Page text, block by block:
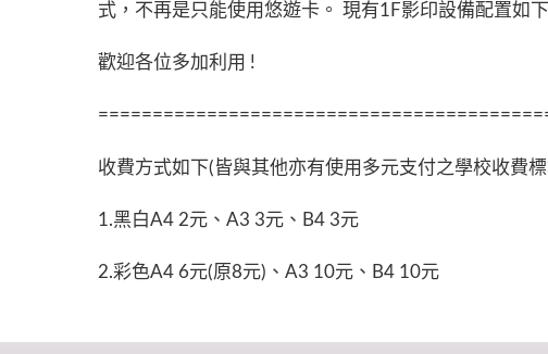
式，不再是只能使用悠遊卡。 現有1F影印設備配置如
歡迎各位多加利用 !
收費方式如下(皆與其他亦有使用多元支付之學校收費
1.黑白A4 2元、A3 3元、B4 3元
2.彩色A4 6元(原8元)、A3 10元、B4 10元